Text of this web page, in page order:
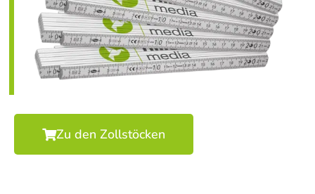
Zu den Zollstöcken